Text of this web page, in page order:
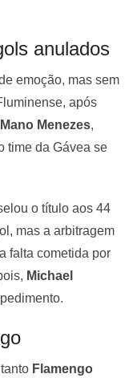
anulados
emoção, mas sem
após
Mano Menezes,
time da Gávea se
o título aos 44
mas a arbitragem
falta cometida por
Michael
Flamengo